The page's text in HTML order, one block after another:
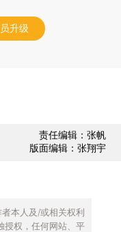
升级
责任编辑：张帆
版面编辑：张翔宇
本人及/或相关权利
授权，任何网站、平